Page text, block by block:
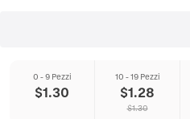
0 - 9 Pezzi
$1.30
10 - 19 Pezzi
$1.28
$1.30